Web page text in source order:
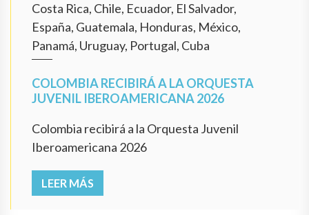
Costa Rica, Chile, Ecuador, El Salvador,
España, Guatemala, Honduras, México,
Panamá, Uruguay, Portugal, Cuba
COLOMBIA RECIBIRÁ A LA ORQUESTA
JUVENIL IBEROAMERICANA 2026
Colombia recibirá a la Orquesta Juvenil
Iberoamericana 2026
LEER MÁS